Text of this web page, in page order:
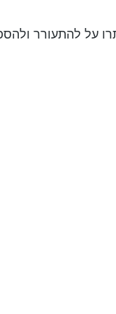
על להתעורר